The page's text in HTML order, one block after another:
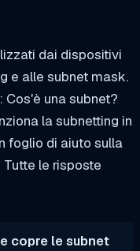
dai dispositivi
e alle subnet mask.
Cos'è una subnet?
la subnetting in
foglio di aiuto sulla
le risposte
copre le subnet